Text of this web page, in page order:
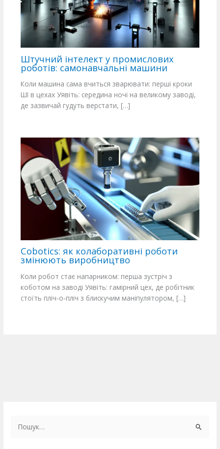
Штучний інтелект у промислових
роботів: самонавчальні машини
Коли машина сама вчиться зварювати: перші кроки
ШІ в цехах Уявіть: середина ночі на великому заводі,
де зазвичай гудуть верстати, […]
Cobotics: як колаборативні роботи
змінюють виробництво
Коли робот стає напарником: перша зустріч з
коботом на заводі Уявіть: гамірний цех, де робітник
стоїть пліч-о-пліч з блискучим маніпулятором, […]